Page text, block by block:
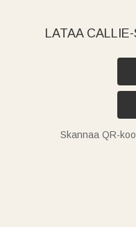
LATAA
Skannaa QR-